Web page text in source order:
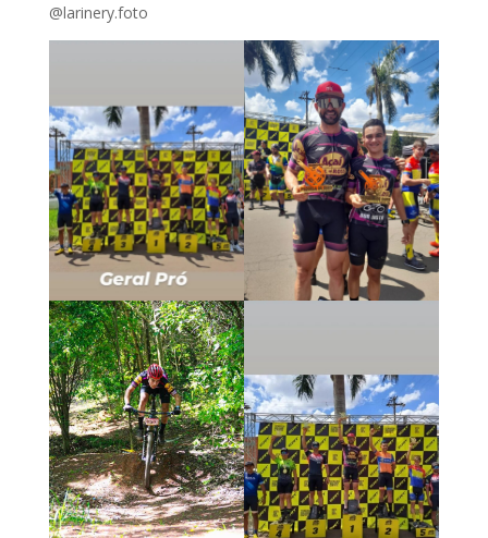
@larinery.foto